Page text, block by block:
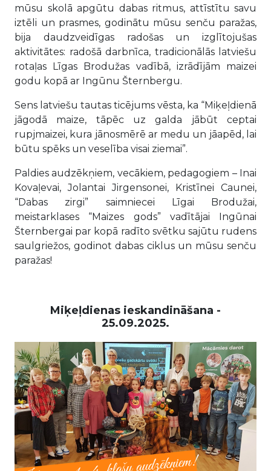
mūsu skolā apgūtu dabas ritmus, attīstītu savu
iztēli un prasmes, godinātu mūsu senču paražas,
bija daudzveidīgas radošas un izglītojušas
aktivitātes: radošā darbnīca, tradicionālās latviešu
rotaļas Līgas Brodužas vadībā, izrādījām maizei
godu kopā ar Ingūnu Šternbergu.
Sens latviešu tautas ticējums vēsta, ka “Miķeļdienā
jāgodā maize, tāpēc uz galda jābūt ceptai
rupjmaizei, kura jānosmērē ar medu un jāapēd, lai
būtu spēks un veselība visai ziemai”.
Paldies audzēkņiem, vecākiem, pedagogiem – Inai
Kovaļevai, Jolantai Jirgensonei, Kristīnei Caunei,
“Dabas zirgi” saimniecei Līgai Brodužai,
meistarklases “Maizes gods” vadītājai Ingūnai
Šternbergai par kopā radīto svētku sajūtu rudens
saulgriežos, godinot dabas ciklus un mūsu senču
paražas!
Miķeļdienas ieskandināšana -
25.09.2025.